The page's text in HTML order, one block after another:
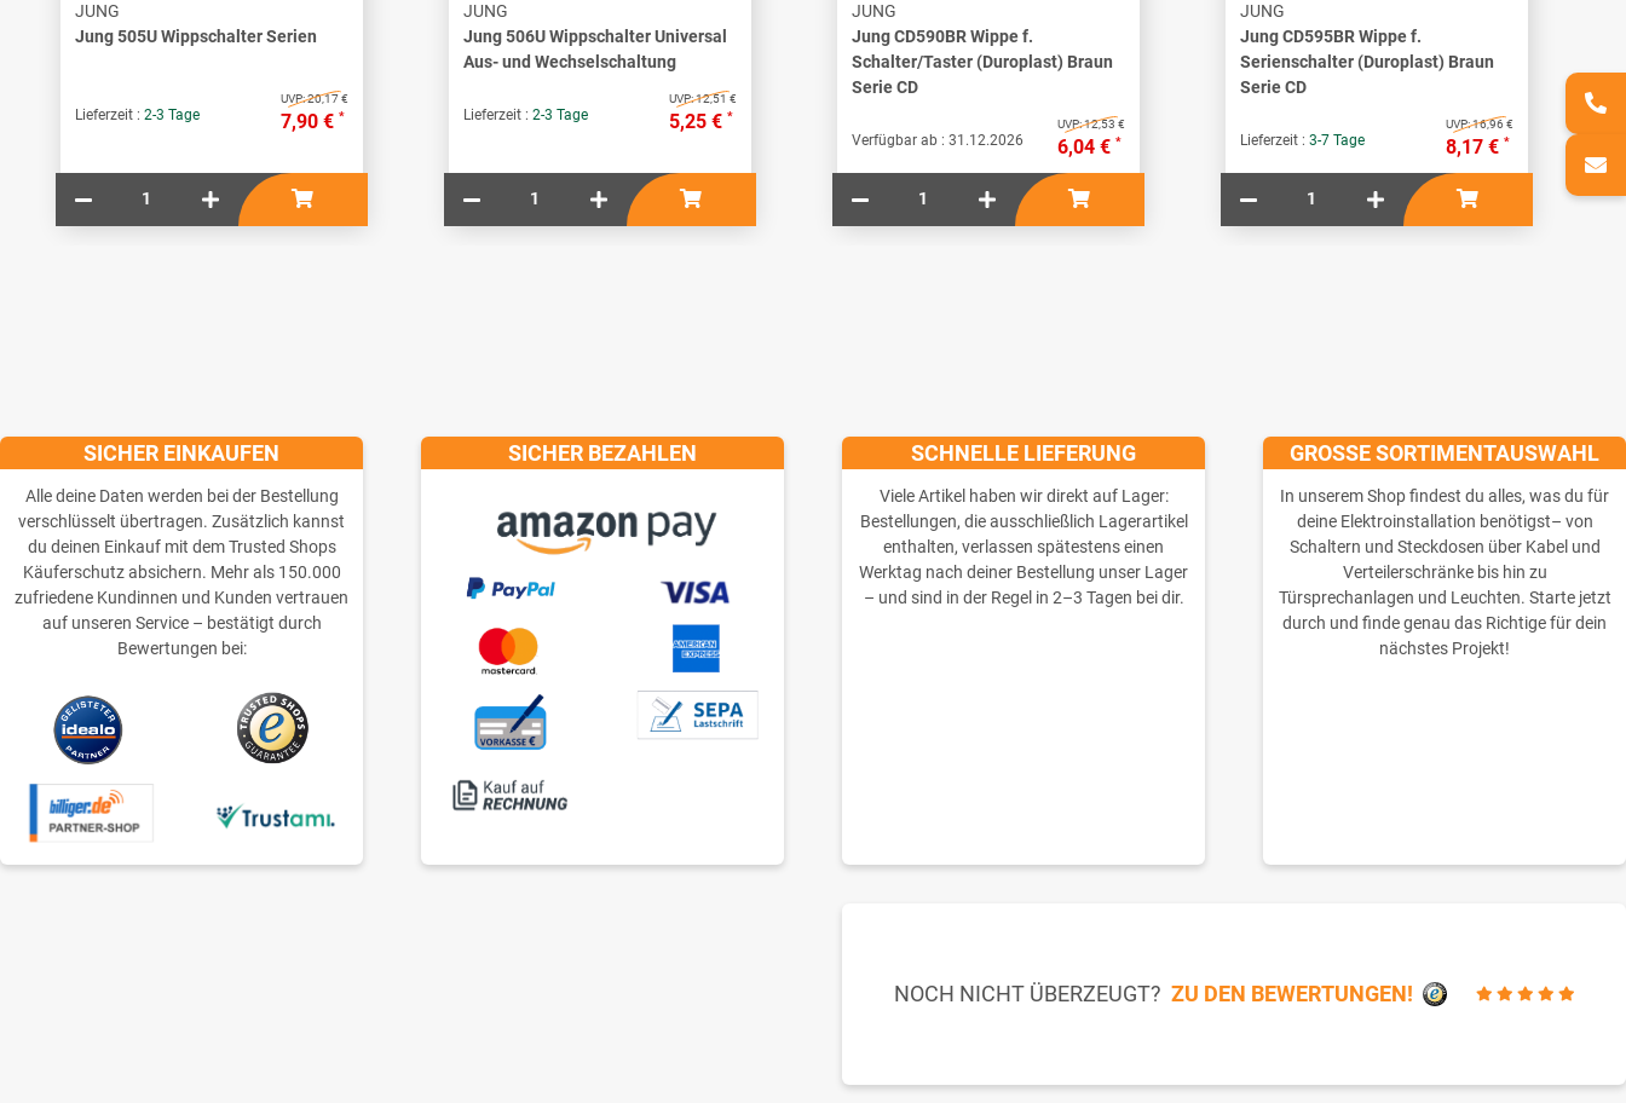
JUNG
Jung 505U Wippschalter Serien
Lieferzeit : 2-3 Tage
UVP:20,17 €
7,90 € *
JUNG
Jung 506U Wippschalter Universal
Aus- und Wechselschaltung
Lieferzeit : 2-3 Tage
UVP:12,51 €
5,25 € *
JUNG
Jung CD590BR Wippe f.
Schalter/Taster (Duroplast) Braun
Serie CD
Verfügbar ab : 31.12.2026
UVP:12,53 €
6,04 € *
JUNG
Jung CD595BR Wippe f.
Serienschalter (Duroplast) Braun
Serie CD
Lieferzeit : 3-7 Tage
UVP:16,96 €
8,17 € *
SICHER EINKAUFEN
Alle deine Daten werden bei der Bestellung
verschlüsselt übertragen. Zusätzlich kannst
du deinen Einkauf mit dem Trusted Shops
Käuferschutz absichern. Mehr als 150.000
zufriedene Kundinnen und Kunden vertrauen
auf unseren Service – bestätigt durch
Bewertungen bei:
SICHER BEZAHLEN SCHNELLE LIEFERUNG
Viele Artikel haben wir direkt auf Lager:
Bestellungen, die ausschließlich Lagerartikel
enthalten, verlassen spätestens einen
Werktag nach deiner Bestellung unser Lager
– und sind in der Regel in 2–3 Tagen bei dir.
GROSSE SORTIMENTAUSWAHL
In unserem Shop findest du alles, was du für
deine Elektroinstallation benötigst– von
Schaltern und Steckdosen über Kabel und
Verteilerschränke bis hin zu
Türsprechanlagen und Leuchten. Starte jetzt
durch und finde genau das Richtige für dein
nächstes Projekt!
NOCH NICHT ÜBERZEUGT? ZU DEN BEWERTUNGEN!